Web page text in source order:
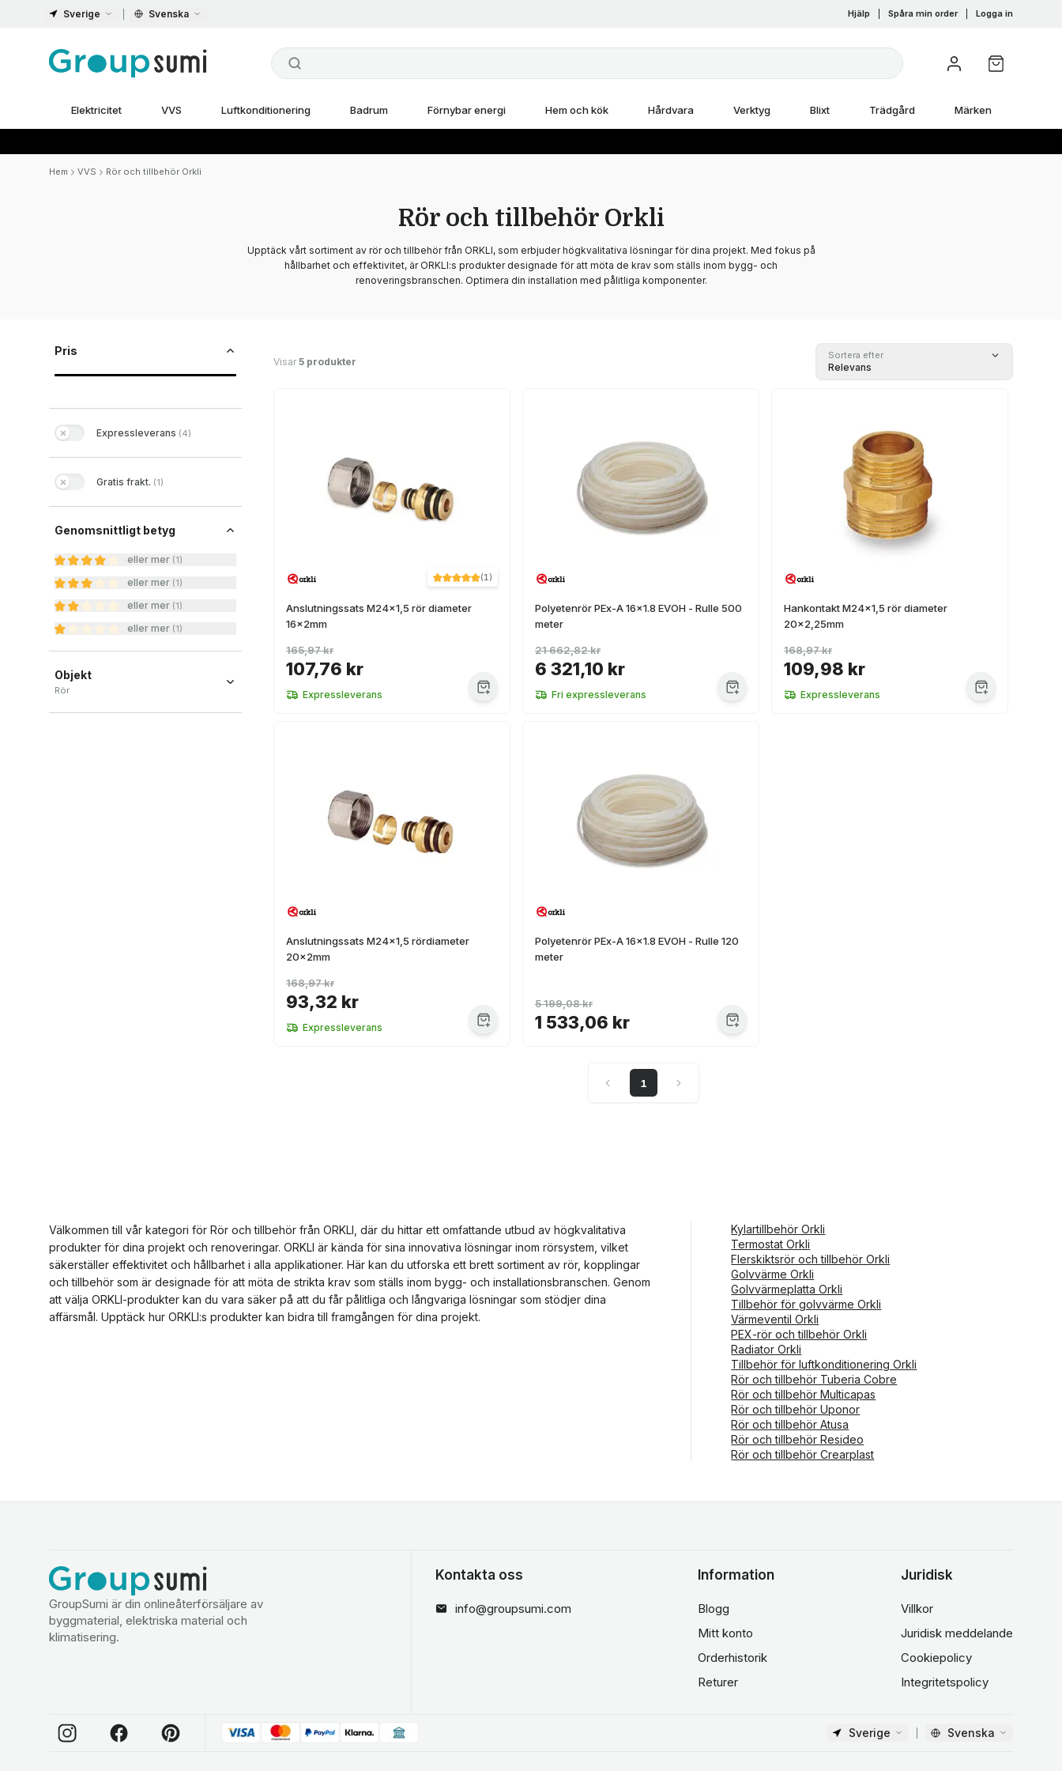
Sverige Svenska Hjälp Spåra min order Logga in
Elektricitet VVS Luftkonditionering Badrum Förnybar energi Hem och kök Hårdvara Verktyg Blixt Trädgård Märken
Hem VVS Rör och tillbehör Orkli
Rör och tillbehör Orkli
Upptäck vårt sortiment av rör och tillbehör från ORKLI, som erbjuder högkvalitativa lösningar för dina projekt. Med fokus på
hållbarhet och effektivitet, är ORKLI:s produkter designade för att möta de krav som ställs inom bygg- och
renoveringsbranschen. Optimera din installation med pålitliga komponenter.
Pris
Expressleverans (4)
Gratis frakt. (1)
Genomsnittligt betyg
eller mer (1)
eller mer (1)
eller mer (1)
eller mer (1)
Objekt
Rör
Visar 5 produkter
Sortera efter
Relevans
(1)
Anslutningssats M24x1,5 rör diameter
16x2mm
107,76 kr
165,97 kr
Expressleverans
Polyetenrör PEx-A 16x1.8 EVOH - Rulle 500
meter
6 321,10 kr
21 662,82 kr
Fri expressleverans
Hankontakt M24x1,5 rör diameter
20x2,25mm
109,98 kr
168,97 kr
Expressleverans
Anslutningssats M24x1,5 rördiameter
20x2mm
93,32 kr
168,97 kr
Expressleverans
Polyetenrör PEx-A 16x1.8 EVOH - Rulle 120
meter
1 533,06 kr
5 199,08 kr
1
Välkommen till vår kategori för Rör och tillbehör från ORKLI, där du hittar ett omfattande utbud av högkvalitativa
produkter för dina projekt och renoveringar. ORKLI är kända för sina innovativa lösningar inom rörsystem, vilket
säkerställer effektivitet och hållbarhet i alla applikationer. Här kan du utforska ett brett sortiment av rör, kopplingar
och tillbehör som är designade för att möta de strikta krav som ställs inom bygg- och installationsbranschen. Genom
att välja ORKLI-produkter kan du vara säker på att du får pålitliga och långvariga lösningar som stödjer dina
affärsmål. Upptäck hur ORKLI:s produkter kan bidra till framgången för dina projekt.
Kylartillbehör Orkli
Termostat Orkli
Flerskiktsrör och tillbehör Orkli
Golvvärme Orkli
Golvvärmeplatta Orkli
Tillbehör för golvvärme Orkli
Värmeventil Orkli
PEX-rör och tillbehör Orkli
Radiator Orkli
Tillbehör för luftkonditionering Orkli
Rör och tillbehör Tuberia Cobre
Rör och tillbehör Multicapas
Rör och tillbehör Uponor
Rör och tillbehör Atusa
Rör och tillbehör Resideo
Rör och tillbehör Crearplast
GroupSumi är din onlineåterförsäljare av
byggmaterial, elektriska material och
klimatisering.
Kontakta oss
info@groupsumi.com
Information
Blogg
Mitt konto
Orderhistorik
Returer
Juridisk
Villkor
Juridisk meddelande
Cookiepolicy
Integritetspolicy
Sverige Svenska